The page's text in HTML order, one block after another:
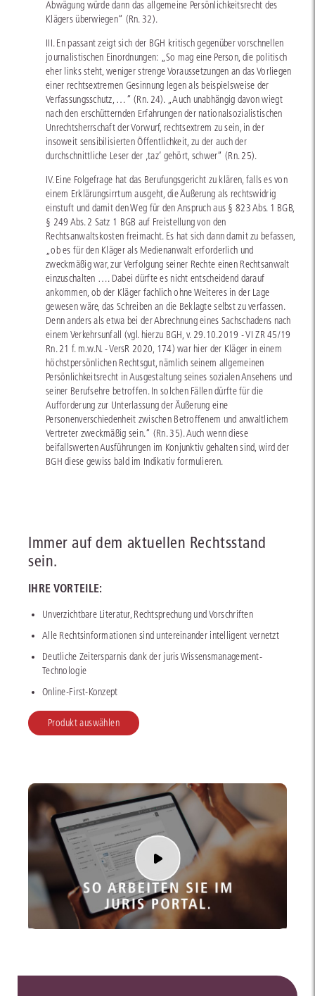
Abwägung würde dann das allgemeine Persönlichkeitsrecht des
Klägers überwiegen“ (Rn. 32).
III. En passant zeigt sich der BGH kritisch gegenüber vorschnellen
journalistischen Einordnungen: „So mag eine Person, die politisch
eher links steht, weniger strenge Voraussetzungen an das Vorliegen
einer rechtsextremen Gesinnung legen als beispielsweise der
Verfassungsschutz, …“ (Rn. 24). „Auch unabhängig davon wiegt
nach den erschütternden Erfahrungen der nationalsozialistischen
Unrechtsherrschaft der Vorwurf, rechtsextrem zu sein, in der
insoweit sensibilisierten Öffentlichkeit, zu der auch der
durchschnittliche Leser der ‚taz‘ gehört, schwer“ (Rn. 25).
IV. Eine Folgefrage hat das Berufungsgericht zu klären, falls es von
einem Erklärungsirrtum ausgeht, die Äußerung als rechtswidrig
einstuft und damit den Weg für den Anspruch aus § 823 Abs. 1 BGB,
§ 249 Abs. 2 Satz 1 BGB auf Freistellung von den
Rechtsanwaltskosten freimacht. Es hat sich dann damit zu befassen,
„ob es für den Kläger als Medienanwalt erforderlich und
zweckmäßig war, zur Verfolgung seiner Rechte einen Rechtsanwalt
einzuschalten …. Dabei dürfte es nicht entscheidend darauf
ankommen, ob der Kläger fachlich ohne Weiteres in der Lage
gewesen wäre, das Schreiben an die Beklagte selbst zu verfassen.
Denn anders als etwa bei der Abrechnung eines Sachschadens nach
einem Verkehrsunfall (vgl. hierzu BGH, v. 29.10.2019 - VI ZR 45/19
Rn. 21 f. m.w.N. - VersR 2020, 174) war hier der Kläger in einem
höchstpersönlichen Rechtsgut, nämlich seinem allgemeinen
Persönlichkeitsrecht in Ausgestaltung seines sozialen Ansehens und
seiner Berufsehre betroffen. In solchen Fällen dürfte für die
Aufforderung zur Unterlassung der Äußerung eine
Personenverschiedenheit zwischen Betroffenem und anwaltlichem
Vertreter zweckmäßig sein.“ (Rn. 35). Auch wenn diese
beifallswerten Ausführungen im Konjunktiv gehalten sind, wird der
BGH diese gewiss bald im Indikativ formulieren.
Immer auf dem aktuellen Rechtsstand
sein.
IHRE VORTEILE:
Unverzichtbare Literatur, Rechtsprechung und Vorschriften
Alle Rechtsinformationen sind untereinander intelligent vernetzt
Deutliche Zeitersparnis dank der juris Wissensmanagement-
Technologie
Online-First-Konzept
Produkt auswählen